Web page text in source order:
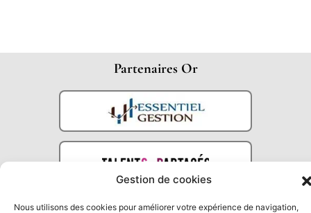
Gestion de cookies
Nous utilisons des cookies pour améliorer votre expérience de navigation,
Partenaires Or